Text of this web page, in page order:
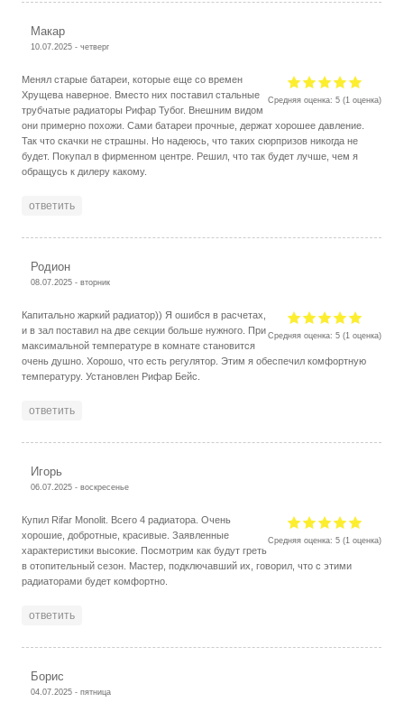
Макар
10.07.2025 - четверг
Средняя оценка:5 (1 оценка)
Менял старые батареи, которые еще со времен
Хрущева наверное. Вместо них поставил стальные
трубчатые радиаторы Рифар Тубог. Внешним видом
они примерно похожи. Сами батареи прочные, держат хорошее давление.
Так что скачки не страшны. Но надеюсь, что таких сюрпризов никогда не
будет. Покупал в фирменном центре. Решил, что так будет лучше, чем я
обращусь к дилеру какому.
ответить
Родион
08.07.2025 - вторник
Средняя оценка:5 (1 оценка)
Капитально жаркий радиатор)) Я ошибся в расчетах,
и в зал поставил на две секции больше нужного. При
максимальной температуре в комнате становится
очень душно. Хорошо, что есть регулятор. Этим я обеспечил комфортную
температуру. Установлен Рифар Бейс.
ответить
Игорь
06.07.2025 - воскресенье
Средняя оценка:5 (1 оценка)
Купил Rifar Monolit. Всего 4 радиатора. Очень
хорошие, добротные, красивые. Заявленные
характеристики высокие. Посмотрим как будут греть
в отопительный сезон. Мастер, подключавший их, говорил, что с этими
радиаторами будет комфортно.
ответить
Борис
04.07.2025 - пятница